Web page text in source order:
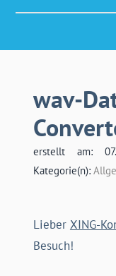
wav-
erstellt am:
Kategorie(n):
Lieber XING-
Besuch!